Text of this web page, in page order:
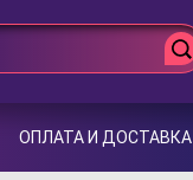
ОПЛАТА И ДОСТАВКА